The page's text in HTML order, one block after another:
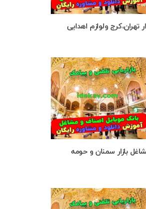
ولوازم اهدایی
بازار سمنان و حومه